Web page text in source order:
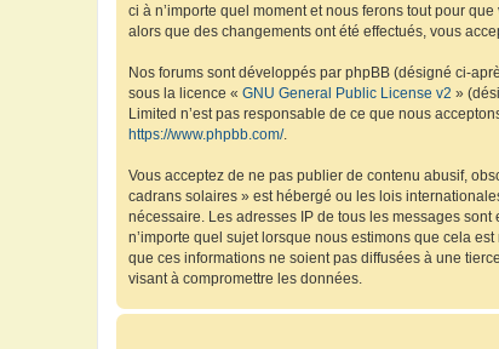
ci à n’importe quel moment et nous ferons tout pour
alors que des changements ont été effectués, vous
Nos forums sont développés par phpBB (désigné ci-
sous la licence « GNU General Public License v2 »
Limited n’est pas responsable de ce que nous
https://www.phpbb.com/.
Vous acceptez de ne pas publier de contenu abusif,
cadrans solaires » est hébergé ou les lois
nécessaire. Les adresses IP de tous les messages
n’importe quel sujet lorsque nous estimons que cela
que ces informations ne soient pas diffusées à une
visant à compromettre les données.